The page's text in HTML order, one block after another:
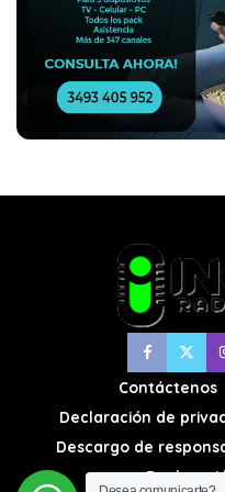
Contáctenos
Declaración de
Descargo de